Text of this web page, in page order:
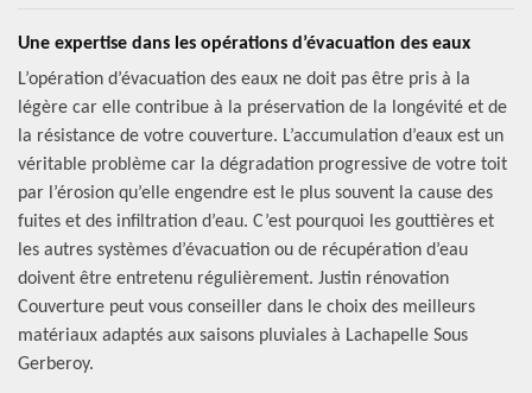
Une expertise dans les opérations d’évacuation des eaux
L’opération d’évacuation des eaux ne doit pas être pris à la
légère car elle contribue à la préservation de la longévité et de
la résistance de votre couverture. L’accumulation d’eaux est un
véritable problème car la dégradation progressive de votre toit
par l’érosion qu’elle engendre est le plus souvent la cause des
fuites et des infiltration d’eau. C’est pourquoi les gouttières et
les autres systèmes d’évacuation ou de récupération d’eau
doivent être entretenu régulièrement. Justin rénovation
Couverture peut vous conseiller dans le choix des meilleurs
matériaux adaptés aux saisons pluviales à Lachapelle Sous
Gerberoy.